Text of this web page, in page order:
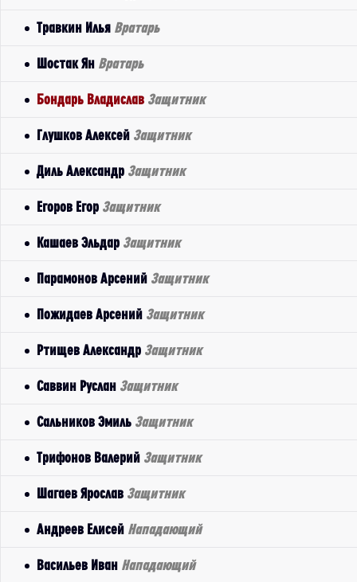
Травкин Илья Вратарь
Шостак Ян Вратарь
Бондарь Владислав Защитник
Глушков Алексей Защитник
Диль Александр Защитник
Егоров Егор Защитник
Кашаев Эльдар Защитник
Парамонов Арсений Защитник
Пожидаев Арсений Защитник
Ртищев Александр Защитник
Саввин Руслан Защитник
Сальников Эмиль Защитник
Трифонов Валерий Защитник
Шагаев Ярослав Защитник
Андреев Елисей Нападающий
Васильев Иван Нападающий